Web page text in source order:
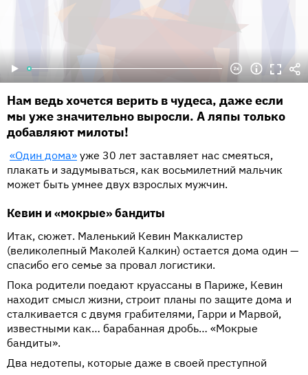
Нам ведь хочется верить в чудеса, даже если
мы уже значительно выросли. А ляпы только
добавляют милоты!
«Один дома» уже 30 лет заставляет нас смеяться,
плакать и задумываться, как восьмилетний мальчик
может быть умнее двух взрослых мужчин.
Кевин и «мокрые» бандиты
Итак, сюжет. Маленький Кевин Маккалистер
(великолепный Маколей Калкин) остается дома один —
спасибо его семье за ​​провал логистики.
Пока родители поедают круассаны в Париже, Кевин
находит смысл жизни, строит планы по защите дома и
сталкивается с двумя грабителями, Гарри и Марвой,
известными как… барабанная дробь… «Мокрые
бандиты».
Два недотепы, которые даже в своей преступной